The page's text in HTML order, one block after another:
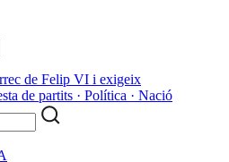
de Felip VI i exigeix
de partits · Política · Nació